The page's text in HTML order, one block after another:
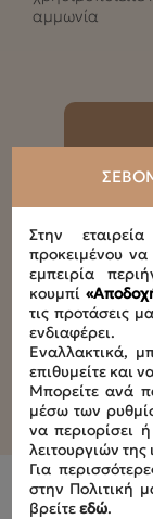
αμμωνία
Στην
προκειμένου
εμπειρία
κουμπί
τις προτάσεις
ενδιαφέρει.
Εναλλακτικά,
επιθυμείτε και
Μπορείτε ανά
μέσω των
να περιορίσει
λειτουργιών της
Για
στην Πολιτική
βρείτεεδώ.